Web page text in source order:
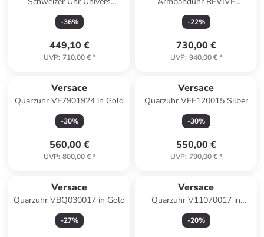
silberfarben in schwarz
-36%
449,10 €
UVP: 710,00 €*
CHRONO RESTYLING
goldfarben in blau
-22%
730,00 €
UVP: 940,00 €*
Versace
Quarzuhr VE7901924 in Gold
-30%
560,00 €
UVP: 800,00 €*
Versace
Quarzuhr VFE120015 Silber
-30%
550,00 €
UVP: 790,00 €*
Versace
Quarzuhr VBQ030017 in Gold
-27%
Versace
Quarzuhr V11070017 in
Silber
-20%